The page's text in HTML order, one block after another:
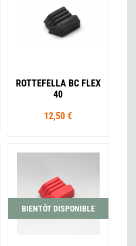
ROTTEFELLA BC FLEX
40
12,50 €
BIENTÔT DISPONIBLE